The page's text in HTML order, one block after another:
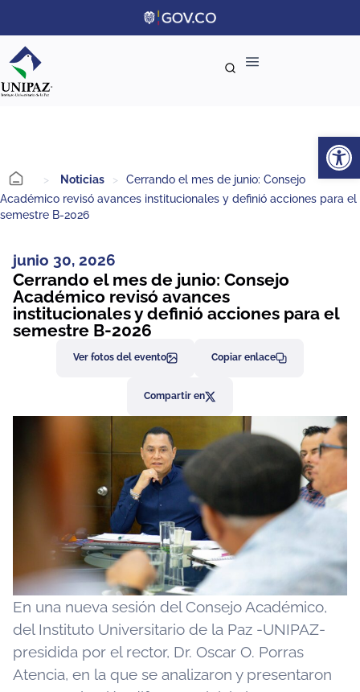
> Noticias >
Cerrando el mes de junio: Consejo
Académico revisó avances institucionales y definió acciones para el
semestre B-2026
junio 30, 2026
Cerrando el mes de junio: Consejo
Académico revisó avances
institucionales y definió acciones para el
semestre B-2026
Ver fotos del evento Copiar enlace
Compartir en
En una nueva sesión del Consejo Académico,
del Instituto Universitario de la Paz -UNIPAZ-
presidida por el rector, Dr. Oscar O. Porras
Atencia, en la que se analizaron y presentaron